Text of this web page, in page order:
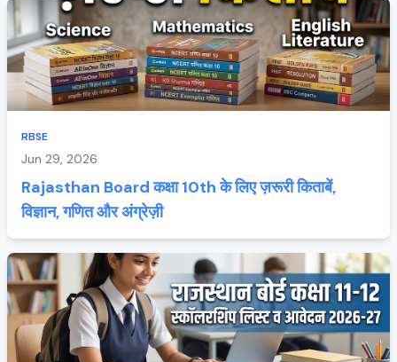
RBSE
Jun 29, 2026
Rajasthan Board कक्षा 10th के लिए ज़रूरी किताबें,
विज्ञान, गणित और अंग्रेज़ी